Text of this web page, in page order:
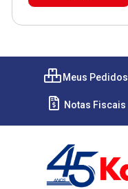
Meus Pedidos
Notas Fiscais